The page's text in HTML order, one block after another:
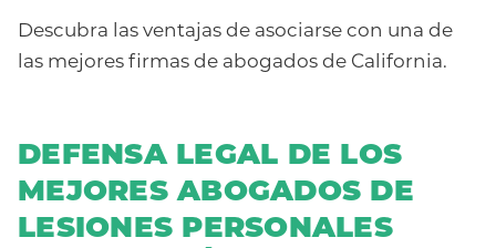
Descubra las ventajas de asociarse con una de
las mejores firmas de abogados de California.
DEFENSA LEGAL DE LOS
MEJORES ABOGADOS DE
LESIONES PERSONALES